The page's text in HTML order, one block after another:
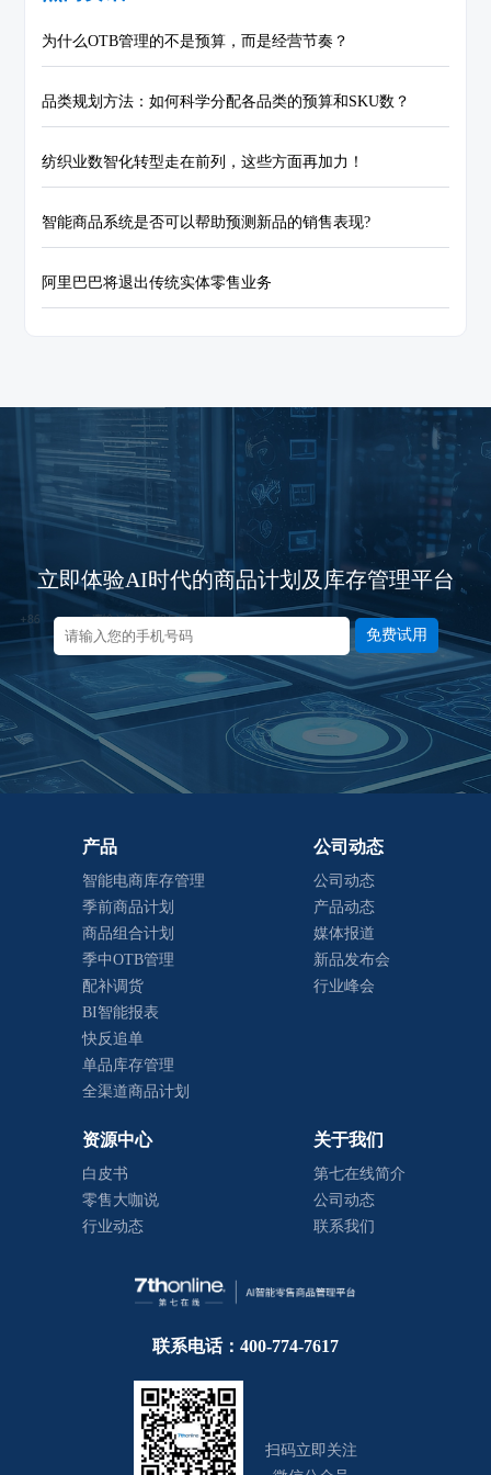
为什么OTB管理的不是预算，而是经营节奏？
品类规划方法：如何科学分配各品类的预算和SKU数？
纺织业数智化转型走在前列，这些方面再加力！
智能商品系统是否可以帮助预测新品的销售表现?
阿里巴巴将退出传统实体零售业务
立即体验AI时代的商品计划及库存管理平台
免费试用
产品
智能电商库存管理
季前商品计划
商品组合计划
季中OTB管理
配补调货
BI智能报表
快反追单
单品库存管理
全渠道商品计划
公司动态
公司动态
产品动态
媒体报道
新品发布会
行业峰会
资源中心
白皮书
零售大咖说
行业动态
关于我们
第七在线简介
公司动态
联系我们
联系电话：400-774-7617
扫码立即关注